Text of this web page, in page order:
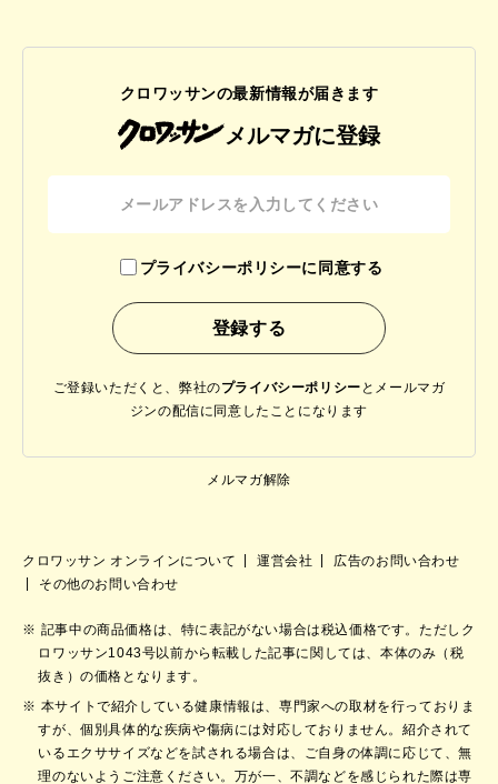
クロワッサンの最新情報が届きます
メルマガに登録
プライバシーポリシーに同意する
ご登録いただくと、弊社のプライバシーポリシー と メールマガ
ジンの配信に同意したことになります
メルマガ解除
クロワッサン オンラインについて 運営会社
広告のお問い合わせ
その他のお問い合わせ
記事中の商品価格は、特に表記がない場合は税込価格です。ただしク
ロワッサン1043号以前から転載した記事に関しては、本体のみ（税
抜き）の価格となります。
本サイトで紹介している健康情報は、専門家への取材を行っておりま
すが、個別具体的な疾病や傷病には対応しておりません。紹介されて
いるエクササイズなどを試される場合は、ご自身の体調に応じて、無
理のないようご注意ください。万が一、不調などを感じられた際は専